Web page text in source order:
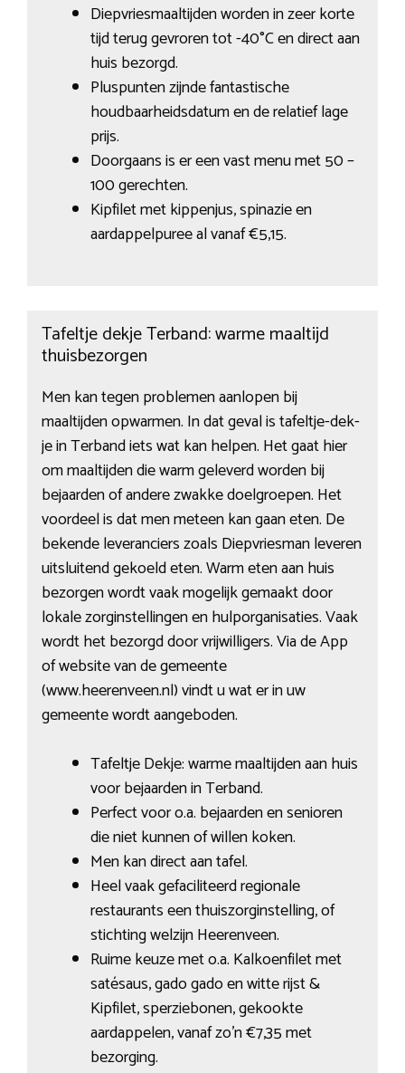
Diepvriesmaaltijden worden in zeer korte
tijd terug gevroren tot -40°C en direct aan
huis bezorgd.
Pluspunten zijnde fantastische
houdbaarheidsdatum en de relatief lage
prijs.
Doorgaans is er een vast menu met 50 –
100 gerechten.
Kipfilet met kippenjus, spinazie en
aardappelpuree al vanaf €5,15.
Tafeltje dekje Terband: warme maaltijd
thuisbezorgen
Men kan tegen problemen aanlopen bij
maaltijden opwarmen. In dat geval is tafeltje-dek-
je in Terband iets wat kan helpen. Het gaat hier
om maaltijden die warm geleverd worden bij
bejaarden of andere zwakke doelgroepen. Het
voordeel is dat men meteen kan gaan eten. De
bekende leveranciers zoals Diepvriesman leveren
uitsluitend gekoeld eten. Warm eten aan huis
bezorgen wordt vaak mogelijk gemaakt door
lokale zorginstellingen en hulporganisaties. Vaak
wordt het bezorgd door vrijwilligers. Via de App
of website van de gemeente
(www.heerenveen.nl) vindt u wat er in uw
gemeente wordt aangeboden.
Tafeltje Dekje: warme maaltijden aan huis
voor bejaarden in Terband.
Perfect voor o.a. bejaarden en senioren
die niet kunnen of willen koken.
Men kan direct aan tafel.
Heel vaak gefaciliteerd regionale
restaurants een thuiszorginstelling, of
stichting welzijn Heerenveen.
Ruime keuze met o.a. Kalkoenfilet met
satésaus, gado gado en witte rijst &
Kipfilet, sperziebonen, gekookte
aardappelen, vanaf zo’n €7,35 met
bezorging.